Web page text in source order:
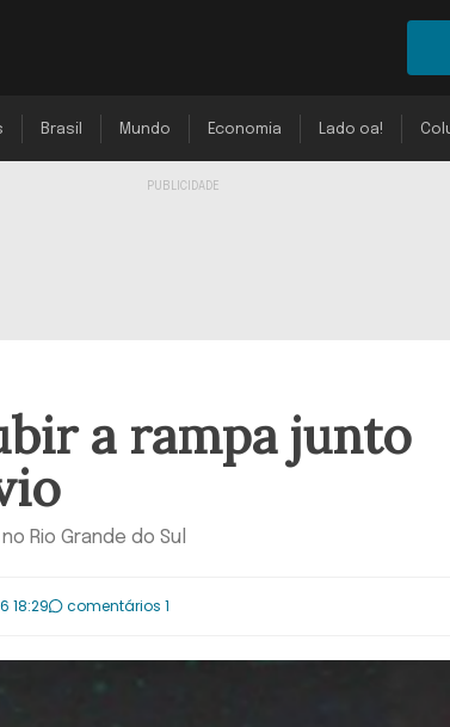
Brasil Mundo Economia Lado oa!
a rampa junto
Rio Grande do Sul
18:29 comentários 1